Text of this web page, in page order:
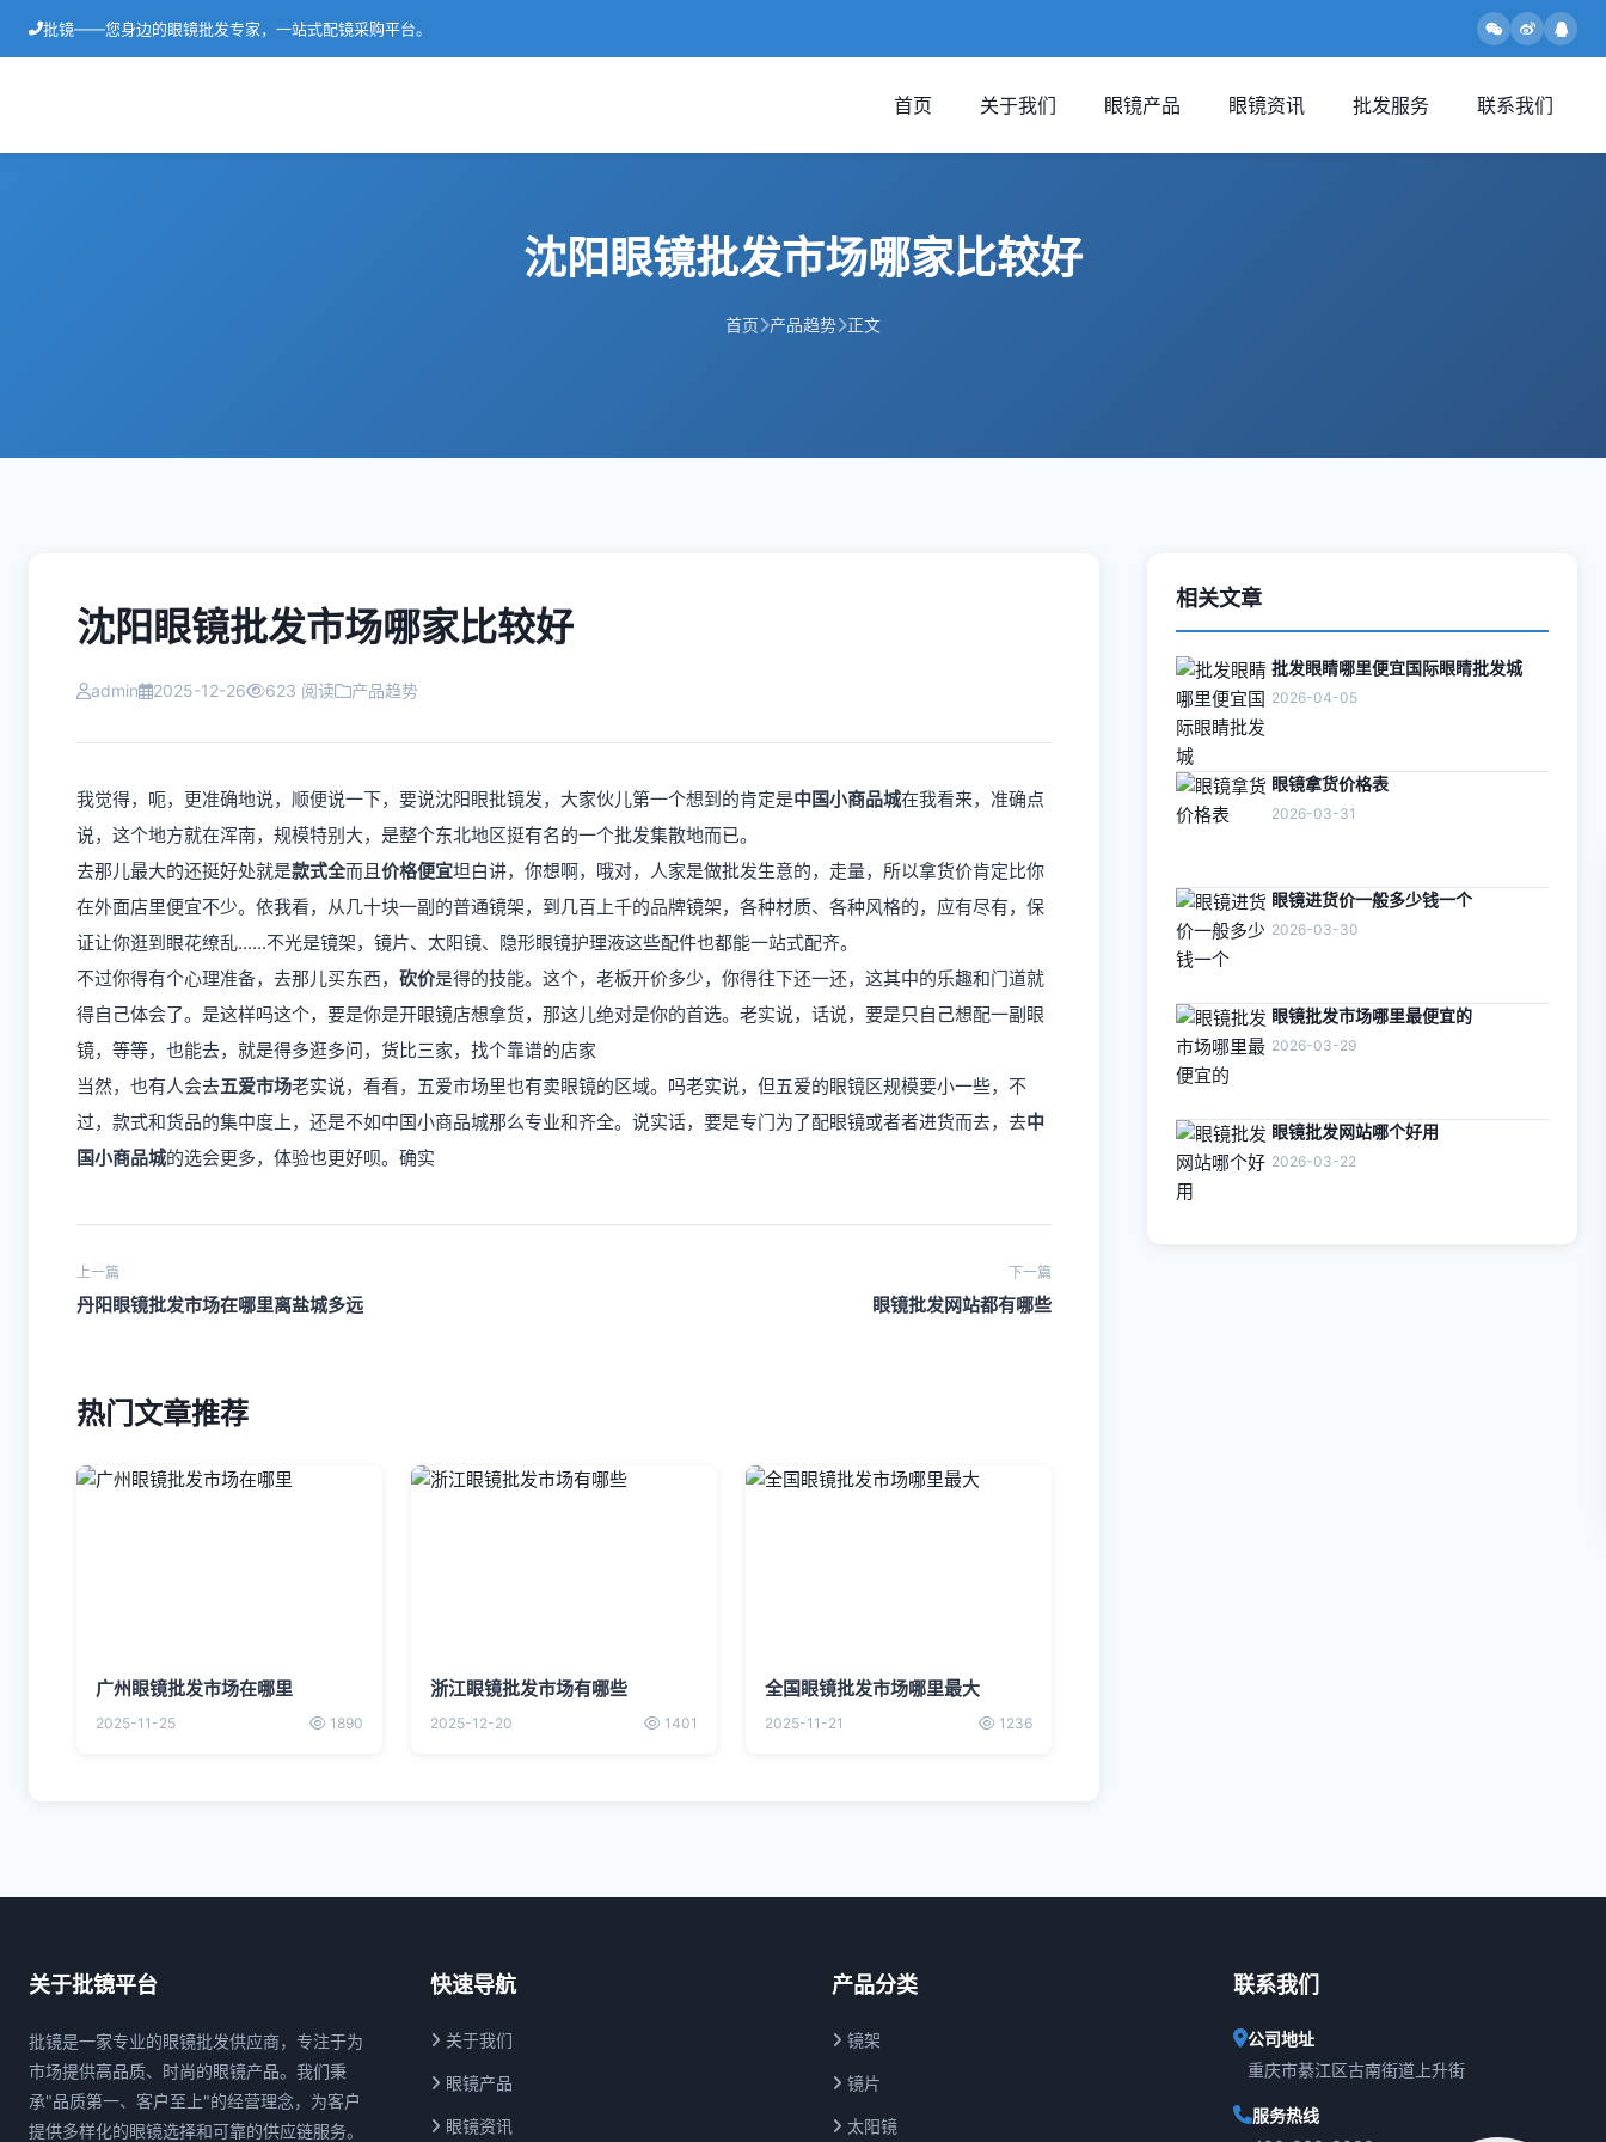
批镜——您身边的眼镜批发专家，一站式配镜采购平台。
首页 关于我们 眼镜产品 眼镜资讯 批发服务 联系我们
沈阳眼镜批发市场哪家比较好
首页 产品趋势 正文
沈阳眼镜批发市场哪家比较好
admin 2025-12-26 623 阅读 产品趋势
我觉得，呃，更准确地说，顺便说一下，要说沈阳眼批镜发，大家伙儿第一个想到的肯定是中国小商品城在我看来，准确点
说，这个地方就在浑南，规模特别大，是整个东北地区挺有名的一个批发集散地而已。
去那儿最大的还挺好处就是款式全而且价格便宜坦白讲，你想啊，哦对，人家是做批发生意的，走量，所以拿货价肯定比你
在外面店里便宜不少。依我看，从几十块一副的普通镜架，到几百上千的品牌镜架，各种材质、各种风格的，应有尽有，保
证让你逛到眼花缭乱......不光是镜架，镜片、太阳镜、隐形眼镜护理液这些配件也都能一站式配齐。
不过你得有个心理准备，去那儿买东西， 砍价是得的技能。这个，老板开价多少，你得往下还一还，这其中的乐趣和门道就
得自己体会了。是这样吗这个，要是你是开眼镜店想拿货，那这儿绝对是你的首选。老实说，话说，要是只自己想配一副眼
镜，等等，也能去，就是得多逛多问，货比三家，找个靠谱的店家
当然，也有人会去五爱市场老实说，看看，五爱市场里也有卖眼镜的区域。吗老实说，但五爱的眼镜区规模要小一些，不
过，款式和货品的集中度上，还是不如中国小商品城那么专业和齐全。说实话，要是专门为了配眼镜或者者进货而去，去中
国小商品城的选会更多，体验也更好呗。确实
上一篇
丹阳眼镜批发市场在哪里离盐城多远
下一篇
眼镜批发网站都有哪些
热门文章推荐
广州眼镜批发市场在哪里
2025-11-25 1890
浙江眼镜批发市场有哪些
2025-12-20 1401
全国眼镜批发市场哪里最大
2025-11-21 1236
相关文章
批发眼睛哪里便宜国际眼睛批发城
2026-04-05
眼镜拿货价格表
2026-03-31
眼镜进货价一般多少钱一个
2026-03-30
眼镜批发市场哪里最便宜的
2026-03-29
眼镜批发网站哪个好用
2026-03-22
关于批镜平台
批镜是一家专业的眼镜批发供应商，专注于为
市场提供高品质、时尚的眼镜产品。我们秉
承"品质第一、客户至上"的经营理念，为客户
提供多样化的眼镜选择和可靠的供应链服务。
快速导航
关于我们
眼镜产品
眼镜资讯
产品分类
镜架
镜片
太阳镜
联系我们
公司地址
重庆市綦江区古南街道上升街
服务热线